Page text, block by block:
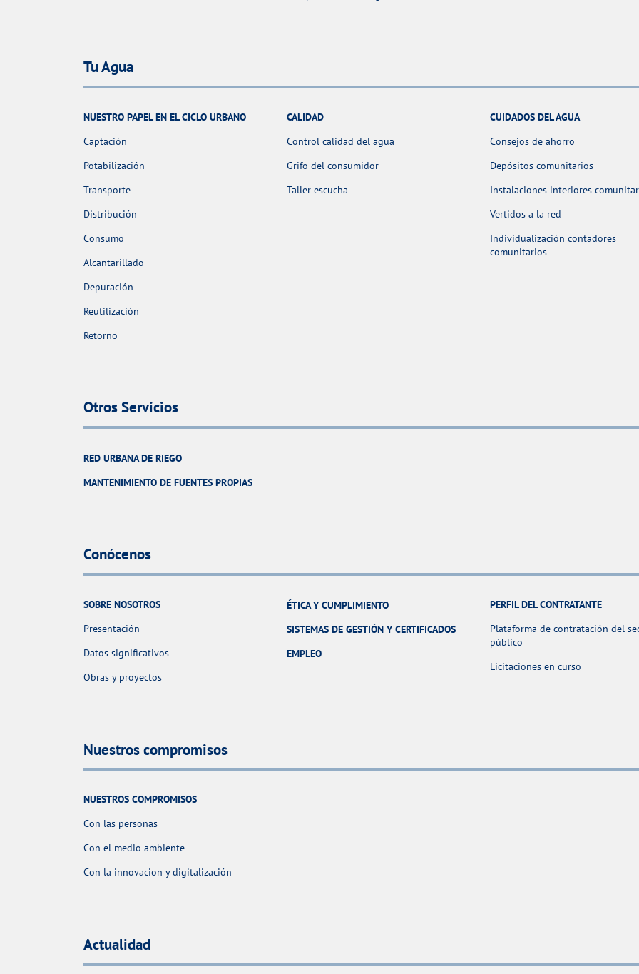
Tu Agua
NUESTRO PAPEL EN EL CICLO URBANO
Captación
Potabilización
Transporte
Distribución
Consumo
Alcantarillado
Depuración
Reutilización
Retorno
CALIDAD
Control calidad del agua
Grifo del consumidor
Taller escucha
CUIDADOS DEL AGUA
Consejos de ahorro
Depósitos comunitarios
Instalaciones interiores
Vertidos a la red
Individualización contadores
comunitarios
Otros Servicios
RED URBANA DE RIEGO
MANTENIMIENTO DE FUENTES PROPIAS
Conócenos
SOBRE NOSOTROS
Presentación
Datos significativos
Obras y proyectos
ÉTICA Y CUMPLIMIENTO
SISTEMAS DE GESTIÓN Y CERTIFICADOS
EMPLEO
PERFIL DEL CONTRATANTE
Plataforma de contratación del
público
Licitaciones en curso
Nuestros compromisos
NUESTROS COMPROMISOS
Con las personas
Con el medio ambiente
Con la innovacion y digitalización
Actualidad